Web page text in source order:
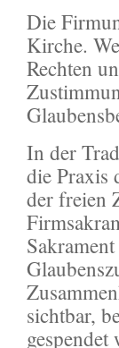
Die
Kirche.
Rechten
In der
die Praxis
der freien
sichtbar,
gespendet